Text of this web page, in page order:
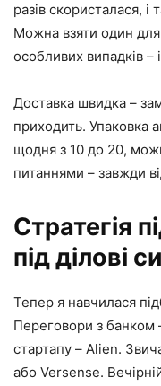
разів скористалася,
Можна взяти один
особливих випадків
Доставка швидка –
приходить. Упаковка
щодня з 10 до 20,
питаннями – завжди
Стратегія
під ділові
Тепер я навчилася
Переговори з банком
стартапу – Alien.
або Versense.